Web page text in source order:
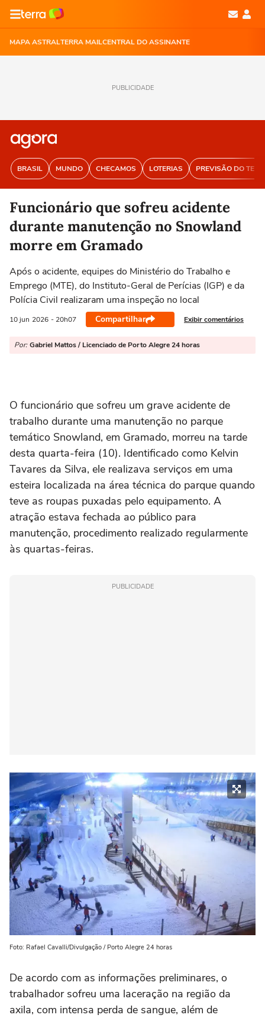
MAPA ASTRALTERRA MAILCENTRAL DO ASSINANTE
PUBLICIDADE
BRASIL MUNDO CHECAMOS LOTERIAS PREVISÃO DO
Funcionário que sofreu acidente
durante manutenção no Snowland
morre em Gramado
Após o acidente, equipes do Ministério do Trabalho e
Emprego (MTE), do Instituto-Geral de Perícias (IGP) e da
Polícia Civil realizaram uma inspeção no local
10 jun 2026 - 20h07 Compartilhar Exibir comentários
Por: Gabriel Mattos / Licenciado de Porto Alegre 24 horas
O funcionário que sofreu um grave acidente de
trabalho durante uma manutenção no parque
temático Snowland, em Gramado, morreu na tarde
desta quarta-feira (10). Identificado como Kelvin
Tavares da Silva, ele realizava serviços em uma
esteira localizada na área técnica do parque quando
teve as roupas puxadas pelo equipamento. A
atração estava fechada ao público para
manutenção, procedimento realizado regularmente
às quartas-feiras.
PUBLICIDADE
Foto: Rafael Cavalli/Divulgação / Porto Alegre 24 horas
De acordo com as informações preliminares, o
trabalhador sofreu uma laceração na região da
axila, com intensa perda de sangue, além de